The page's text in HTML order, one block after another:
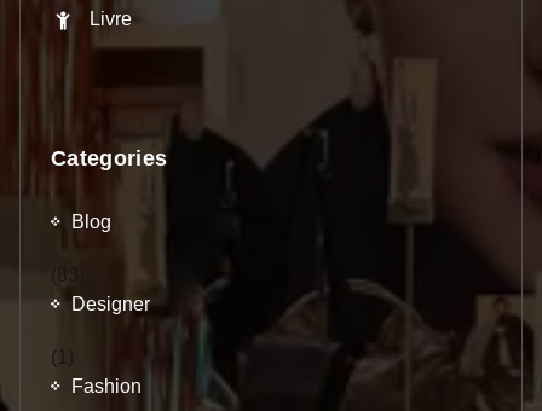
Livre
Categories
Blog
(83)
Designer
(1)
Fashion